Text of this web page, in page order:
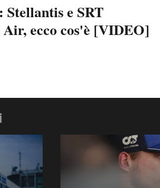
e SRT
Air, ecco cos'è [VIDEO]